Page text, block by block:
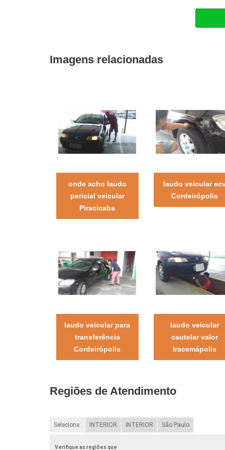
Imagens relacionadas
onde acho laudo
pericial veicular
Piracicaba
laudo veicular
Cordeirópolis
laudo veicular para
transferência
Cordeirópolis
laudo veicular
cautelar valor
Iracemápolis
Regiões de Atendimento
Selecione: INTERIOR INTERIOR São Paulo
Verifique as regiões que